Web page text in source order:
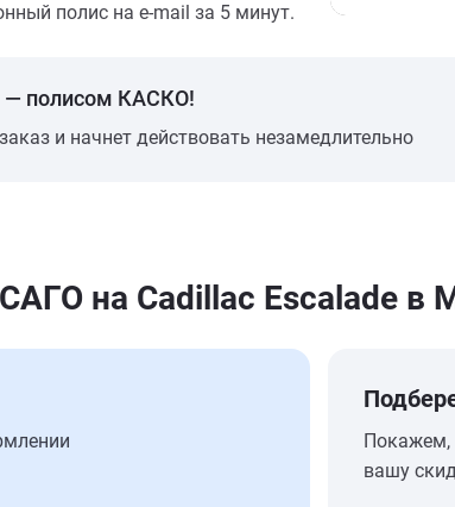
полис на e-mail за 5 минут.
— полисом КАСКО!
и начнет действовать незамедлительно
на Cadillac Escalade в
Покажем,
вашу